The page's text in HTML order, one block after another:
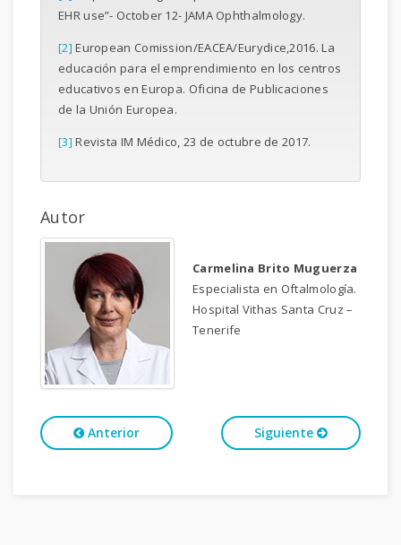
EHR use”- October 12- JAMA Ophthalmology.
[2] European Comission/EACEA/Eurydice,2016. La
educación para el emprendimiento en los centros
educativos en Europa. Oficina de Publicaciones
de la Unión Europea.
[3] Revista IM Médico, 23 de octubre de 2017.
Autor
Carmelina Brito Muguerza
Especialista en Oftalmología.
Hospital Vithas Santa Cruz –
Tenerife
Anterior Siguiente